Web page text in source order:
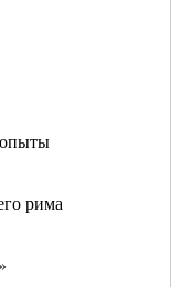
рима